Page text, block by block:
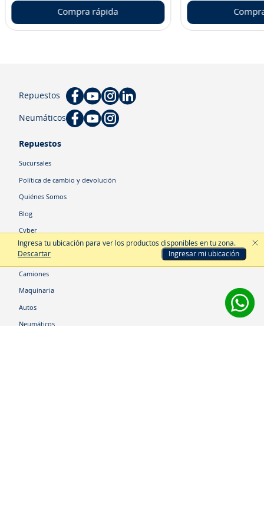
Ingresa tu ubicación para ver los productos disponibles en tu zona.
Descartar
Ingresar mi ubicación
Compra rápida
Repuestos
Neumáticos
Repuestos
Sucursales
Política de cambio y devolución
Quiénes Somos
Blog
Cyber
Categorías
Camiones
Maquinaria
Autos
Neumáticos